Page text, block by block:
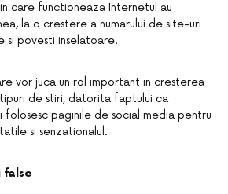
care functioneaza Internetul au
la o crestere a numarului de site-uri
si povesti inselatoare.
vor juca un rol important in cresterea
de stiri, datorita faptului ca
folosesc paginile de social media pentru
si senzationalul.
false